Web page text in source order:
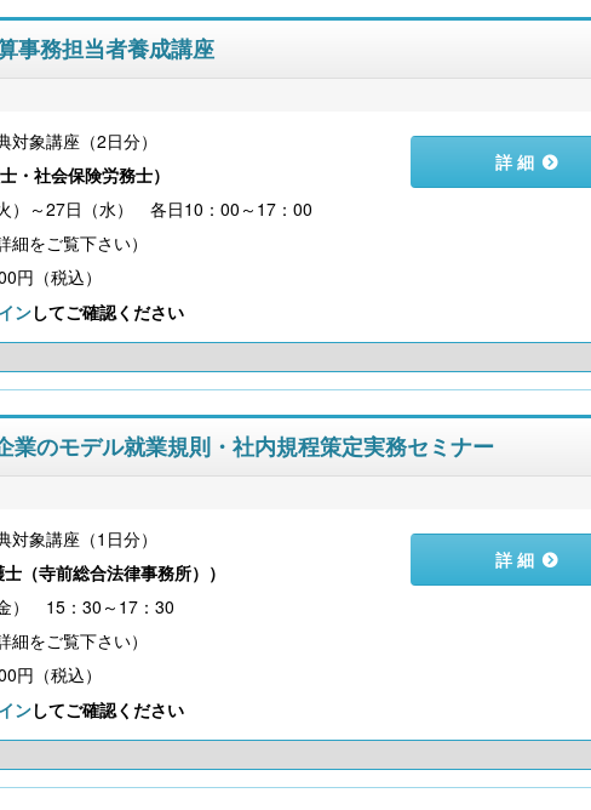
事務担当者養成講座
対象講座（2日分）
・社会保険労務士）
）～27日（水） 各日10：00～17：00
円（税込）
ンしてご確認ください
詳 細
のモデル就業規則・社内規程策定実務セミナー
対象講座（1日分）
（寺前総合法律事務所） ）
） 15：30～17：30
円（税込）
ンしてご確認ください
詳 細